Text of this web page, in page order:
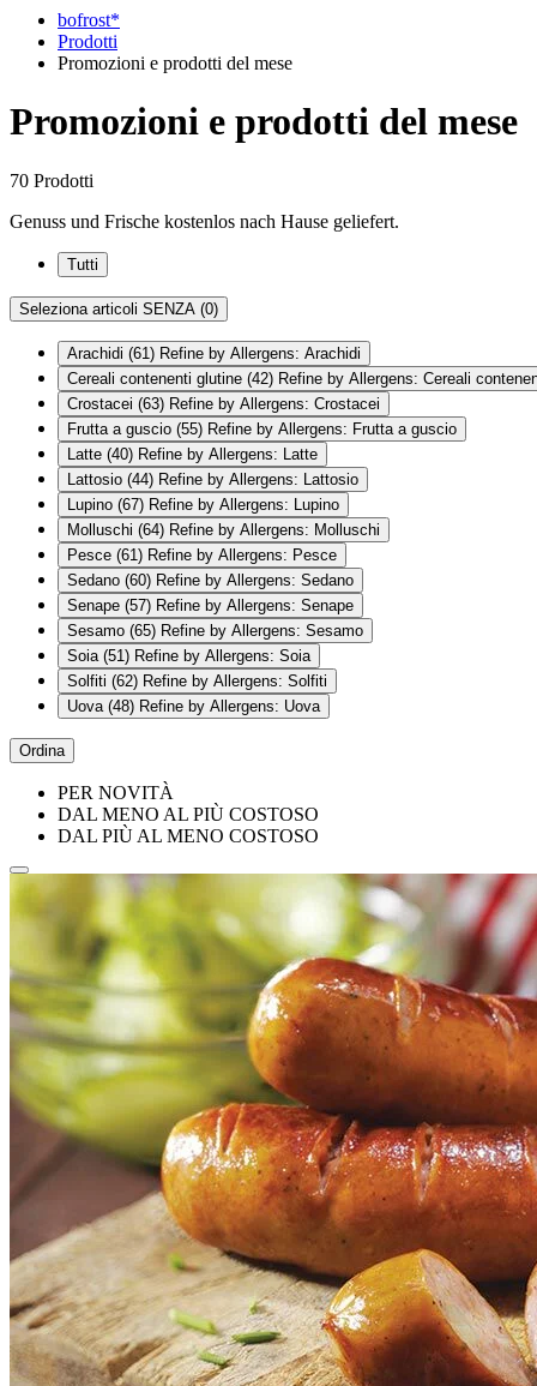
bofrost*
Prodotti
Promozioni e prodotti del mese
Promozioni e prodotti del mese
70 Prodotti
Genuss und Frische kostenlos nach Hause geliefert.
Tutti
Seleziona articoli SENZA (0)
Arachidi (61) Refine by Allergens: Arachidi
Cereali contenenti glutine (42) Refine by Allergens: Cereali
Crostacei (63) Refine by Allergens: Crostacei
Frutta a guscio (55) Refine by Allergens: Frutta a guscio
Latte (40) Refine by Allergens: Latte
Lattosio (44) Refine by Allergens: Lattosio
Lupino (67) Refine by Allergens: Lupino
Molluschi (64) Refine by Allergens: Molluschi
Pesce (61) Refine by Allergens: Pesce
Sedano (60) Refine by Allergens: Sedano
Senape (57) Refine by Allergens: Senape
Sesamo (65) Refine by Allergens: Sesamo
Soia (51) Refine by Allergens: Soia
Solfiti (62) Refine by Allergens: Solfiti
Uova (48) Refine by Allergens: Uova
Ordina
PER NOVITÀ
DAL MENO AL PIÙ COSTOSO
DAL PIÙ AL MENO COSTOSO